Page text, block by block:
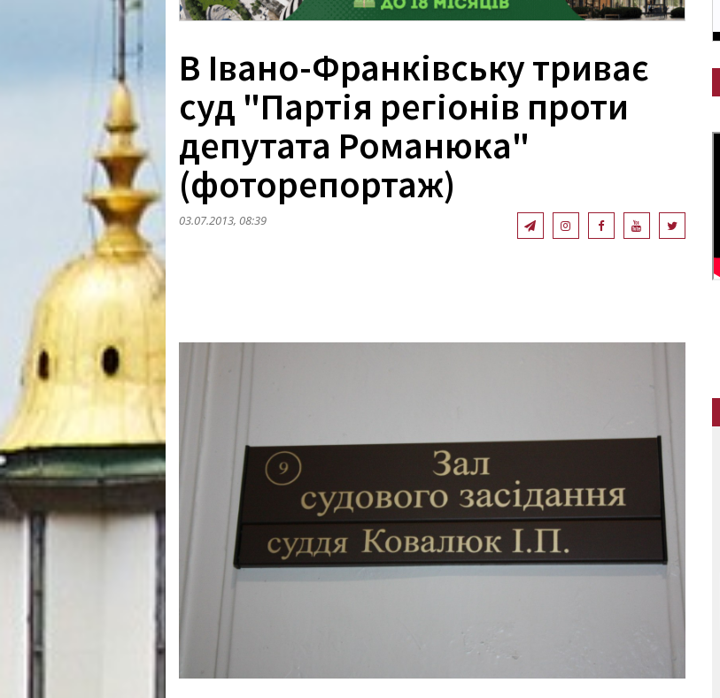
В Івано-Франківську триває
суд "Партія регіонів проти
депутата Романюка"
(фоторепортаж)
03.07.2013, 08:39